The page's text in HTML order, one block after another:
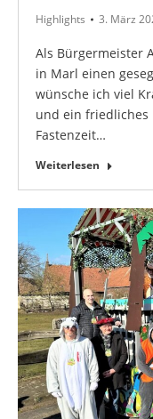
Highlights 3. März
Als Bürgermeister
in Marl einen
wünsche ich viel
und ein
Fastenzeit…
Weiterlesen